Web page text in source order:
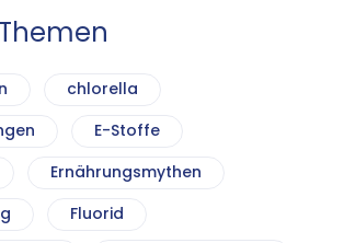
chlorella
E-Stoffe
Ernährungsmythen
Fluorid